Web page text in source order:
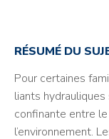
RÉSUMÉ DU
Pour certaines
liants
confinante entre
l’environnement.